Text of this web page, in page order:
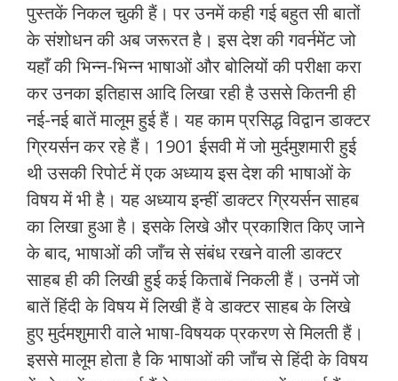
पुस्‍तकें निकल चुकी हैं। पर उनमें कही गई बहुत सी बातों
के संशोधन की अब जरूरत है। इस देश की गवर्नमेंट जो
यहाँ की भिन्‍न-भिन्‍न भाषाओं और बोलियों की परीक्षा करा
कर उनका इतिहास आदि लिखा रही है उससे कितनी ही
नई-नई बातें मालूम हुई हैं। यह काम प्रसिद्ध विद्वान डाक्‍टर
ग्रियर्सन कर रहे हैं। 1901 ईसवी में जो मुर्दमुशमारी हुई
थी उसकी रिपोर्ट में एक अध्‍याय इस देश की भाषाओं के
विषय में भी है। यह अध्‍याय इन्‍हीं डाक्‍टर ग्रियर्सन साहब
का लिखा हुआ है। इसके लिखे और प्रकाशित किए जाने
के बाद, भाषाओं की जाँच से संबंध रखने वाली डाक्‍टर
साहब ही की लिखी हुई कई किताबें निकली हैं। उनमें जो
बातें हिंदी के विषय में लिखी हैं वे डाक्‍टर साहब के लिखे
हुए मुर्दमशुमारी वाले भाषा-विषयक प्रकरण से मिलती हैं।
इससे मालूम होता है कि भाषाओं की जाँच से हिंदी के विषय